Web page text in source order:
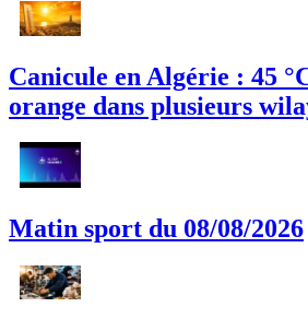
Canicule en Algérie : 45
orange dans plusieurs
Matin sport du 08/08/2026